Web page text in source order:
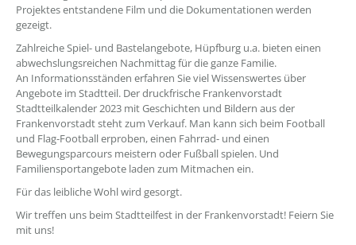
Projektes entstandene Film und die Dokumentationen werden
gezeigt.
Zahlreiche Spiel- und Bastelangebote, Hüpfburg u.a. bieten einen
abwechslungsreichen Nachmittag für die ganze Familie.
An Informationsständen erfahren Sie viel Wissenswertes über
Angebote im Stadtteil. Der druckfrische Frankenvorstadt
Stadtteilkalender 2023 mit Geschichten und Bildern aus der
Frankenvorstadt steht zum Verkauf. Man kann sich beim Football
und Flag-Football erproben, einen Fahrrad- und einen
Bewegungsparcours meistern oder Fußball spielen. Und
Familiensportangebote laden zum Mitmachen ein.
Für das leibliche Wohl wird gesorgt.
Wir treffen uns beim Stadtteilfest in der Frankenvorstadt! Feiern Sie
mit uns!